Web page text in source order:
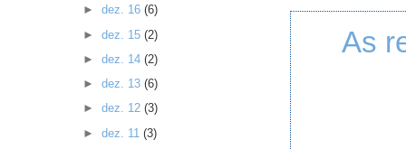
As
► dez. 16 (6)
► dez. 15 (2)
► dez. 14 (2)
► dez. 13 (6)
► dez. 12 (3)
► dez. 11 (3)